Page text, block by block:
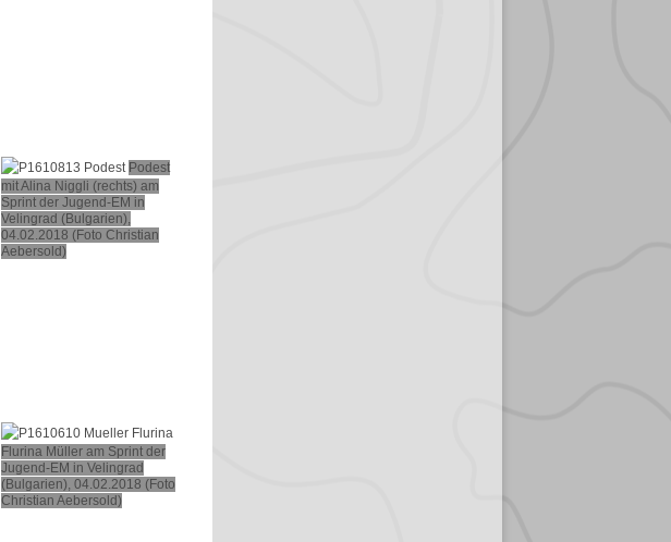
Podest
mit Alina Niggli (rechts) am
Sprint der Jugend-EM in
Velingrad (Bulgarien),
04.02.2018 (Foto Christian
Aebersold)
Flurina Müller am Sprint der
Jugend-EM in Velingrad
(Bulgarien), 04.02.2018 (Foto
Christian Aebersold)